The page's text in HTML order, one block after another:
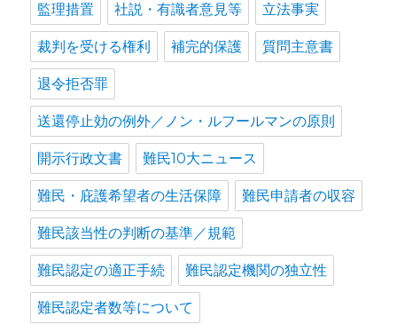
監理措置 社説・有識者意見等 立法事実
裁判を受ける権利 補完的保護 質問主意書
退令拒否罪
送還停止効の例外／ノン・ルフールマンの原則
開示行政文書 難民10大ニュース
難民・庇護希望者の生活保障 難民申請者の収容
難民該当性の判断の基準／規範
難民認定の適正手続 難民認定機関の独立性
難民認定者数等について